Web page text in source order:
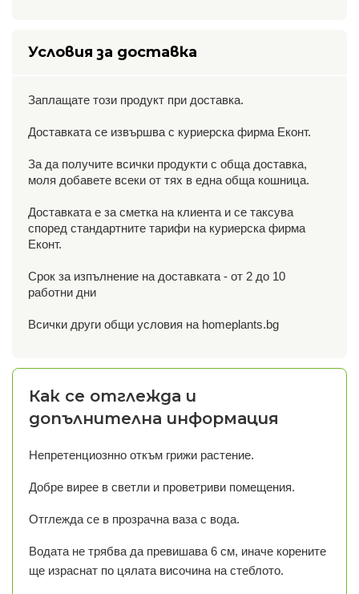
Условия за доставка
Заплащате този продукт при доставка.
Доставката се извършва с куриерска фирма Еконт.
За да получите всички продукти с обща доставка,
моля добавете всеки от тях в една обща кошница.
Доставката е за сметка на клиента и се таксува
според стандартните тарифи на куриерска фирма
Еконт.
Срок за изпълнение на доставката - от 2 до 10
работни дни
Всички други общи условия на homeplants.bg
Как се отглежда и
допълнителна информация
Непретенциознно откъм грижи растение.
Добре вирее в светли и проветриви помещения.
Отглежда се в прозрачна ваза с вода.
Водата не трябва да превишава 6 см, иначе корените
ще израснат по цялата височина на стеблото.